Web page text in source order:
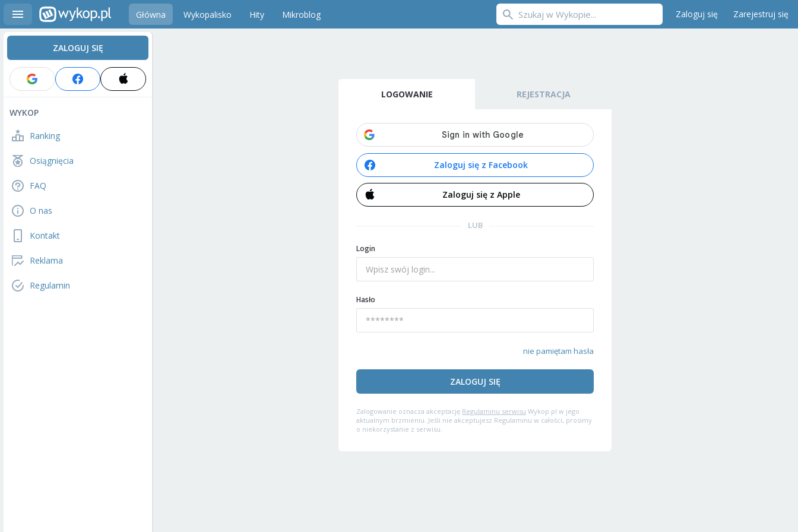
Główna Wykopalisko Hity Mikroblog Zaloguj się Zarejestruj się
ZALOGUJ SIĘ
WYKOP
Ranking
Osiągnięcia
FAQ
O nas
Kontakt
Reklama
Regulamin
LOGOWANIE REJESTRACJA
Zaloguj się z Facebook
Zaloguj się z Apple
LUB
Login
Hasło
nie pamiętam hasła
ZALOGUJ SIĘ
Zalogowanie oznacza akceptację Regulaminu serwisu Wykop.pl w jego
aktualnym brzmieniu. Jeśli nie akceptujesz Regulaminu w całości, prosimy
o niekorzystanie z serwisu.